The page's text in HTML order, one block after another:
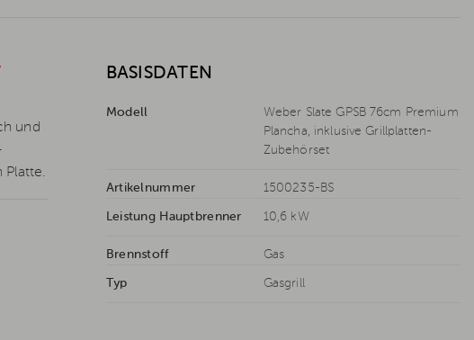
und
Platte.
BASISDATEN
Modell
Weber Slate GPSB 76cm Premium
Plancha, inklusive Grillplatten-
Zubehörset
Artikelnummer 1500235-BS
Leistung Hauptbrenner 10,6 kW
Brennstoff Gas
Typ Gasgrill